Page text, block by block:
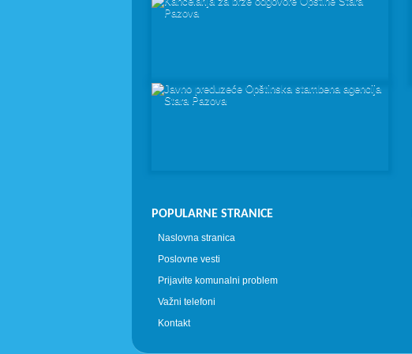
POPULARNE STRANICE
Naslovna stranica
Poslovne vesti
Prijavite komunalni problem
Važni telefoni
Kontakt